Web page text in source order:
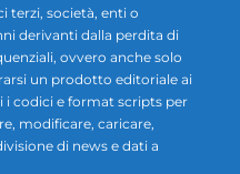
terzi, società, enti o
derivanti dalla perdita di
ovvero anche solo
un prodotto editoriale ai
i codici e format scripts per
modificare, caricare,
di news e dati a